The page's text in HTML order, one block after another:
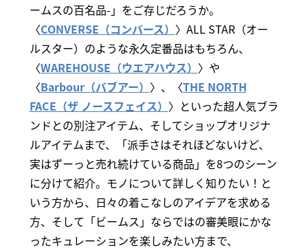
ームスの百名品-」をご存じだろうか。
〈CONVERSE（コンバース） 〉ALL STAR（オー
ルスター）のような永久定番品はもちろん、
〈WAREHOUSE（ウエアハウス） 〉や
〈Barbour（バブアー） 〉、〈THE NORTH
FACE（ザ ノースフェイス） 〉といった超人気ブラ
ンドとの別注アイテム、そしてショップオリジナ
ルアイテムまで、「派手さはそれほどないけど、
実はずーっと売れ続けている商品」を8つのシーン
に分けて紹介。モノについて詳しく知りたい！と
いう方から、日々の着こなしのアイデアを求める
方、そして「ビームス」ならではの審美眼にかな
ったキュレーションを楽しみたい方まで、